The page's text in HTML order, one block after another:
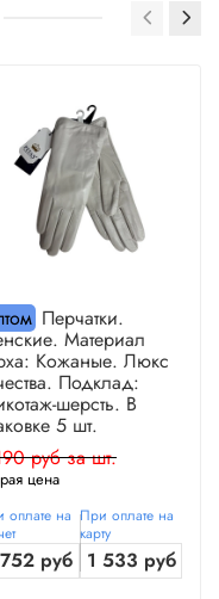
Перчатки.
Материал
Кожаные. Люкс
Подклад:
шерсть. В
5 шт.
руб за шт.
цена
оплате на
руб
При оплате на
карту
1 533 руб